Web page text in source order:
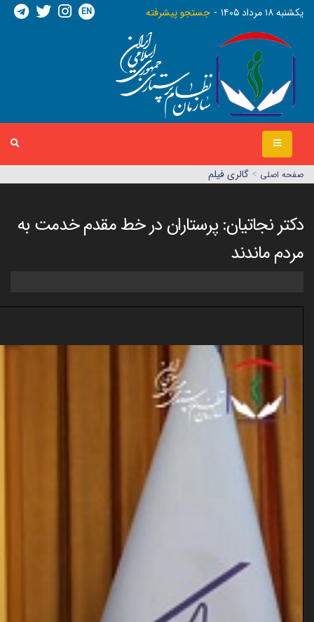
يکشنبه ١٨ مرداد ١٤٠٥ جستجو پیشرفته EN
صفحه اصلي > گالری فیلم
دکتر نجاتیان: پرستاران در خط مقدم خدمت به
مردم ماندند